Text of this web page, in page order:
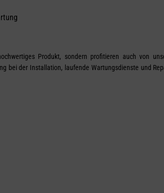
Produkt, sondern profitieren auch von
bei der Installation, laufende Wartungsdienste und